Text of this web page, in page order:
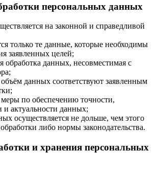
персональных данных
на законной и справедливой
только те данные, которые необходимы
заявленных целей;
обработка данных, несовместимая с
данных соответствуют заявленным
по обеспечению точности,
и актуальности данных;
осуществляется не дольше, чем этого
либо нормы законодательства.
и хранения персональных